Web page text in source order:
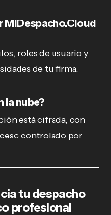
MiDespacho.Cloud
roles de usuario y
de tu firma.
la nube?
está cifrada, con
controlado por
tu despacho
profesional